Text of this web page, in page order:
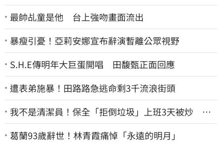
最帥乩童是他 台上強吻畫面流出
暴瘦引憂！亞莉安娜宣布辭演暫離公眾視野
S.H.E傳明年大巨蛋開唱 田馥甄正面回應
遭表弟施暴！田路路急逃命剩3千流浪街頭
我不是清潔員！保全「拒倒垃圾」上班3天被炒 找
法院討公道結果出爐
葛蘭93歲辭世！林青霞痛悼「永遠的明月」